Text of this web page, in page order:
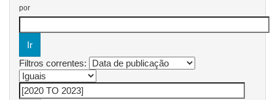
por
Filtros correntes: